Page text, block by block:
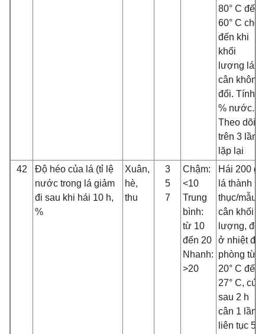
80° C đến
60° C cho
đến khi
khối
lượng lá
cân không
đổi. Tính
% nước.
Theo dõi
trên 3 lần
lặp lại
42
Độ héo của lá (tỉ lệ
nước trong lá giảm
đi sau khi hái 10 h,
%
Xuân,
hè,
thu
3
5
7
Chậm:
<10
Trung
bình:
từ 10
đến 20
Nhanh:
>20
Hái 200 g
lá thành
thục/mẫu,
cân khối
lượng, để
ở nhiệt độ
phòng từ
20° C đến
27° C, cứ
sau 2 h
cân 1 lần,
liên tục 5